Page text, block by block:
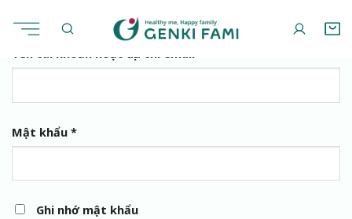
đến
dung
ĐĂNG NHẬP
Tên tài khoản hoặc địa chỉ email
Mật khẩu *
Ghi nhớ mật khẩu